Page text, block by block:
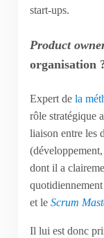
start-ups.
Product
organisation
Expert de la
rôle stratégique
liaison entre les
dont il a
et le Scrum
Il lui est donc